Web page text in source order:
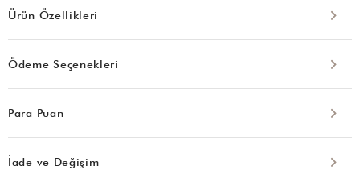
Ürün Özellikleri
Ödeme Seçenekleri
Para Puan
İade ve Değişim